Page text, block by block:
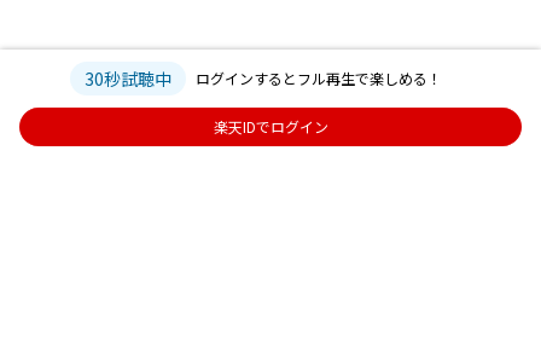
30秒試聴中 ログインするとフル再生で楽しめる！
楽天IDでログイン